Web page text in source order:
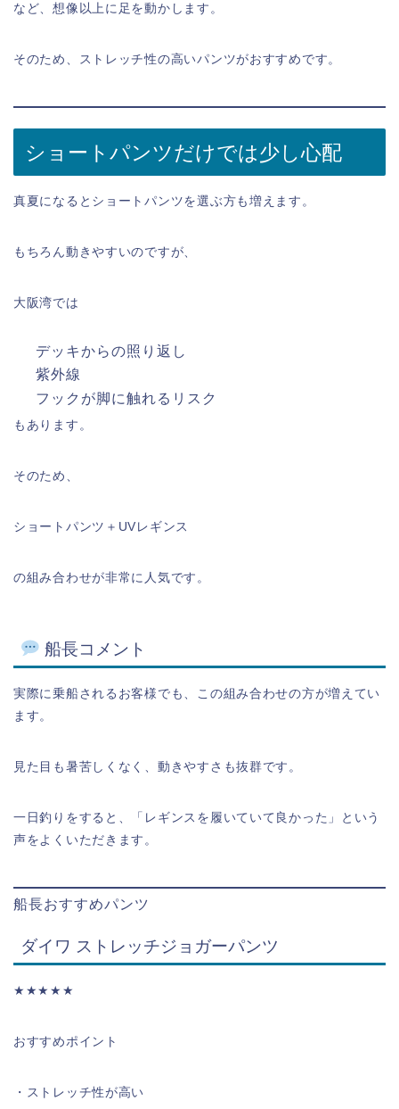
など、想像以上に足を動かします。
そのため、ストレッチ性の高いパンツがおすすめです。
ショートパンツだけでは少し心配
真夏になるとショートパンツを選ぶ方も増えます。
もちろん動きやすいのですが、
大阪湾では
デッキからの照り返し
紫外線
フックが脚に触れるリスク
もあります。
そのため、
ショートパンツ＋UVレギンス
の組み合わせが非常に人気です。
船長コメント
実際に乗船されるお客様でも、この組み合わせの方が増えてい
ます。
見た目も暑苦しくなく、動きやすさも抜群です。
一日釣りをすると、「レギンスを履いていて良かった」という
声をよくいただきます。
船長おすすめパンツ
ダイワ ストレッチジョガーパンツ
★★★★★
おすすめポイント
・ストレッチ性が高い